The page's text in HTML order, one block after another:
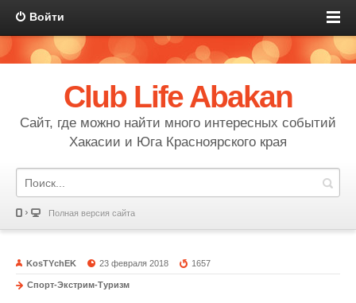
Войти
Club Life Abakan
Сайт, где можно найти много интересных событий
Хакасии и Юга Красноярского края
Полная версия сайта
KosTYchEK 23 февраля 2018 1657
Спорт-Экстрим-Туризм